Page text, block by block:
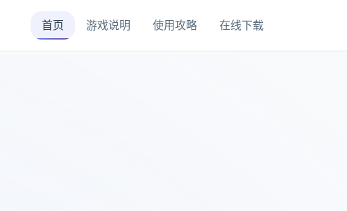
首页 游戏说明 使用攻略 在线下载